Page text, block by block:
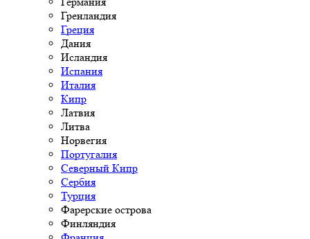
Гренландия
Греция
Дания
Исландия
Испания
Италия
Кипр
Латвия
Литва
Норвегия
Португалия
Северный Кипр
Сербия
Турция
Фарерские острова
Финляндия